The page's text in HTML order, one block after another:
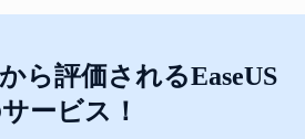
ら評価されるEaseUS
ービス！